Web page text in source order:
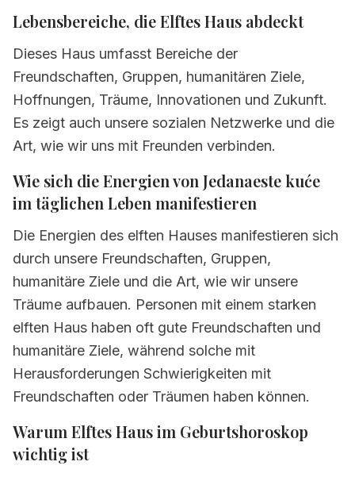
2.3 Schatten und Herausforderungen von
2.4 Potenzial und Gaben von Jedanaeste
kuće
3. Elftes Haus in Tierkreiszeichen
3.2 Elftes Haus in Stier
3.4 Elftes Haus in Krebs
3.5 Elftes Haus in Löwe
3.7 Elftes Haus in Waage
3.8 Elftes Haus in Skorpion
3.10 Elftes Haus in Steinbock
Lebensbereiche, die Elftes Haus abdeckt
Dieses Haus umfasst Bereiche der
Freundschaften, Gruppen, humanitären Ziele,
Hoffnungen, Träume, Innovationen und Zukunft.
Es zeigt auch unsere sozialen Netzwerke und die
Art, wie wir uns mit Freunden verbinden.
Wie sich die Energien von Jedanaeste kuće
im täglichen Leben manifestieren
Die Energien des elften Hauses manifestieren sich
durch unsere Freundschaften, Gruppen,
humanitäre Ziele und die Art, wie wir unsere
Träume aufbauen. Personen mit einem starken
elften Haus haben oft gute Freundschaften und
humanitäre Ziele, während solche mit
Herausforderungen Schwierigkeiten mit
Freundschaften oder Träumen haben können.
Warum Elftes Haus im Geburtshoroskop
wichtig ist